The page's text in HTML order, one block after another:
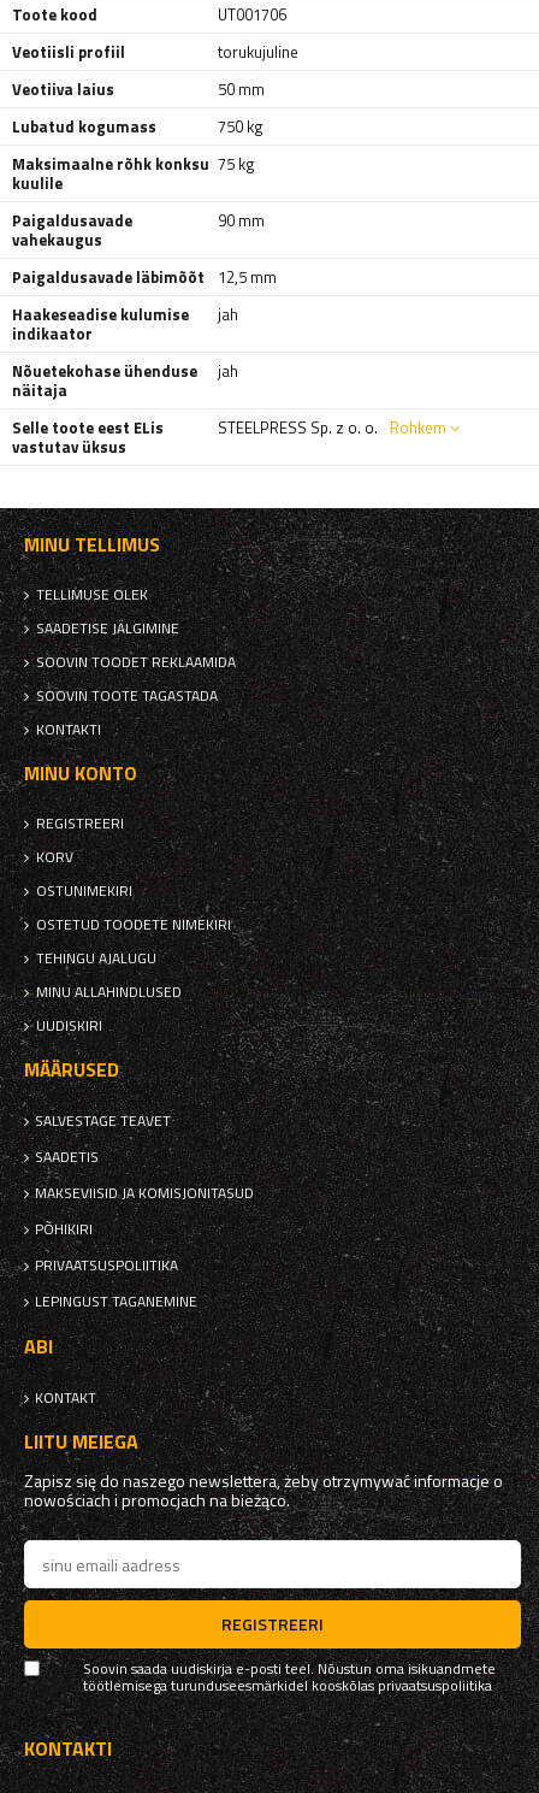
Toote kood
UT001706
Veotiisli profiil
torukujuline
Veotiiva laius
50 mm
Lubatud kogumass
750 kg
Maksimaalne rõhk konksu
kuulile
75 kg
Paigaldusavade
vahekaugus
90 mm
Paigaldusavade läbimõõt
12,5 mm
Haakeseadise kulumise
indikaator
jah
Nõuetekohase ühenduse
näitaja
jah
Selle toote eest ELis
vastutav üksus
STEELPRESS Sp. z o. o. Rohkem
MINU TELLIMUS
TELLIMUSE OLEK
SAADETISE JÄLGIMINE
SOOVIN TOODET REKLAAMIDA
SOOVIN TOOTE TAGASTADA
KONTAKTI
MINU KONTO
REGISTREERI
KORV
OSTUNIMEKIRI
OSTETUD TOODETE NIMEKIRI
TEHINGU AJALUGU
MINU ALLAHINDLUSED
UUDISKIRI
MÄÄRUSED
SALVESTAGE TEAVET
SAADETIS
MAKSEVIISID JA KOMISJONITASUD
PÕHIKIRI
PRIVAATSUSPOLIITIKA
LEPINGUST TAGANEMINE
ABI
KONTAKT
LIITU MEIEGA
Zapisz się do naszego newslettera, żeby otrzymywać informacje o
nowościach i promocjach na bieżąco.
REGISTREERI
Soovin saada uudiskirja e-posti teel. Nõustun oma isikuandmete
töötlemisega turunduseesmärkidel kooskõlasprivaatsuspoliitika
KONTAKTI